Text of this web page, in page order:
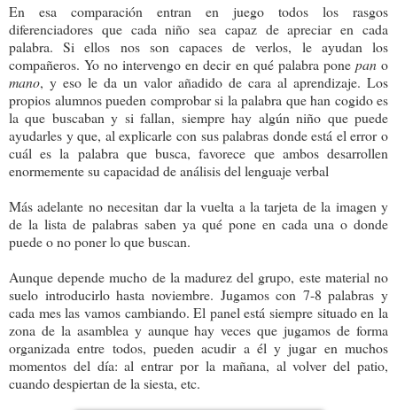
En esa comparación entran en juego todos los rasgos
diferenciadores que cada niño sea capaz de apreciar en cada
palabra. Si ellos nos son capaces de verlos, le ayudan los
compañeros. Yo no intervengo en decir en qué palabra pone pano
mano, y eso le da un valor añadido de cara al aprendizaje. Los
propios alumnos pueden comprobar si la palabra que han cogido es
la que buscaban y si fallan, siempre hay algún niño que puede
ayudarles y que, al explicarle con sus palabras donde está el error o
cuál es la palabra que busca, favorece que ambos desarrollen
enormemente su capacidad de análisis del lenguaje verbal
Más adelante no necesitan dar la vuelta a la tarjeta de la imagen y
de la lista de palabras saben ya qué pone en cada una o donde
puede o no poner lo que buscan.
Aunque depende mucho de la madurez del grupo, este material no
suelo introducirlo hasta noviembre. Jugamos con 7-8 palabras y
cada mes las vamos cambiando. El panel está siempre situado en la
zona de la asamblea y aunque hay veces que jugamos de forma
organizada entre todos, pueden acudir a él y jugar en muchos
momentos del día: al entrar por la mañana, al volver del patio,
cuando despiertan de la siesta, etc.